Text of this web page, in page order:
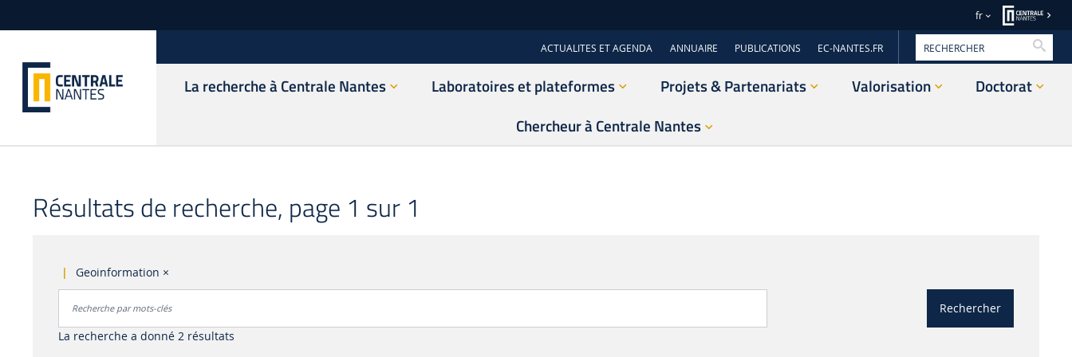
fr
ACTUALITES ET AGENDA ANNUAIRE PUBLICATIONS EC-NANTES.FR
La recherche à Centrale Nantes Laboratoires et plateformes Projets & Partenariats Valorisation
Doctorat
Chercheur à Centrale Nantes
Résultats de recherche, page 1 sur 1
Geoinformation ×
Rechercher
La recherche a donné 2 résultats